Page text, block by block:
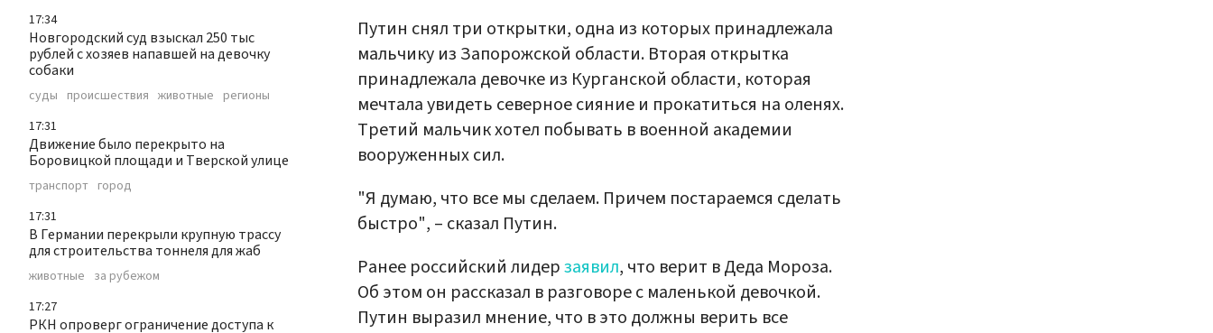
17:34
Новгородский суд взыскал 250 тыс
рублей с хозяев напавшей на девочку
собаки
суды происшествия животные регионы
17:31
Движение было перекрыто на
Боровицкой площади и Тверской улице
транспорт город
17:31
В Германии перекрыли крупную трассу
для строительства тоннеля для жаб
животные за рубежом
17:27
РКН опроверг ограничение доступа к
Путин снял три открытки, одна из которых принадлежала
мальчику из Запорожской области. Вторая открытка
принадлежала девочке из Курганской области, которая
мечтала увидеть северное сияние и прокатиться на оленях.
Третий мальчик хотел побывать в военной академии
вооруженных сил.
"Я думаю, что все мы сделаем. Причем постараемся сделать
быстро", – сказал Путин.
Ранее российский лидерзаявил, что верит в Деда Мороза.
Об этом он рассказал в разговоре с маленькой девочкой.
Путин выразил мнение, что в это должны верить все